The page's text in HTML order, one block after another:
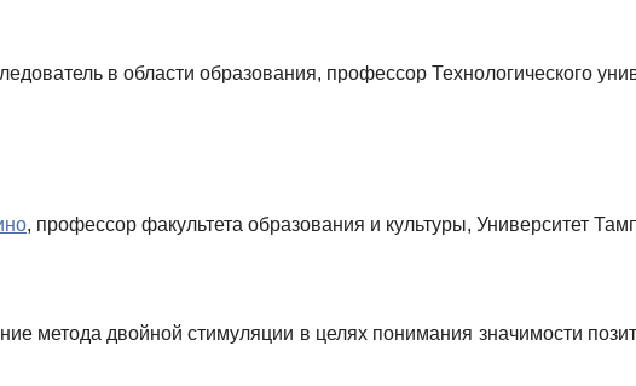
в области образования, профессор Технологического
, профессор факультета образования и культуры, Университет
метода двойной стимуляции в целях понимания значимости